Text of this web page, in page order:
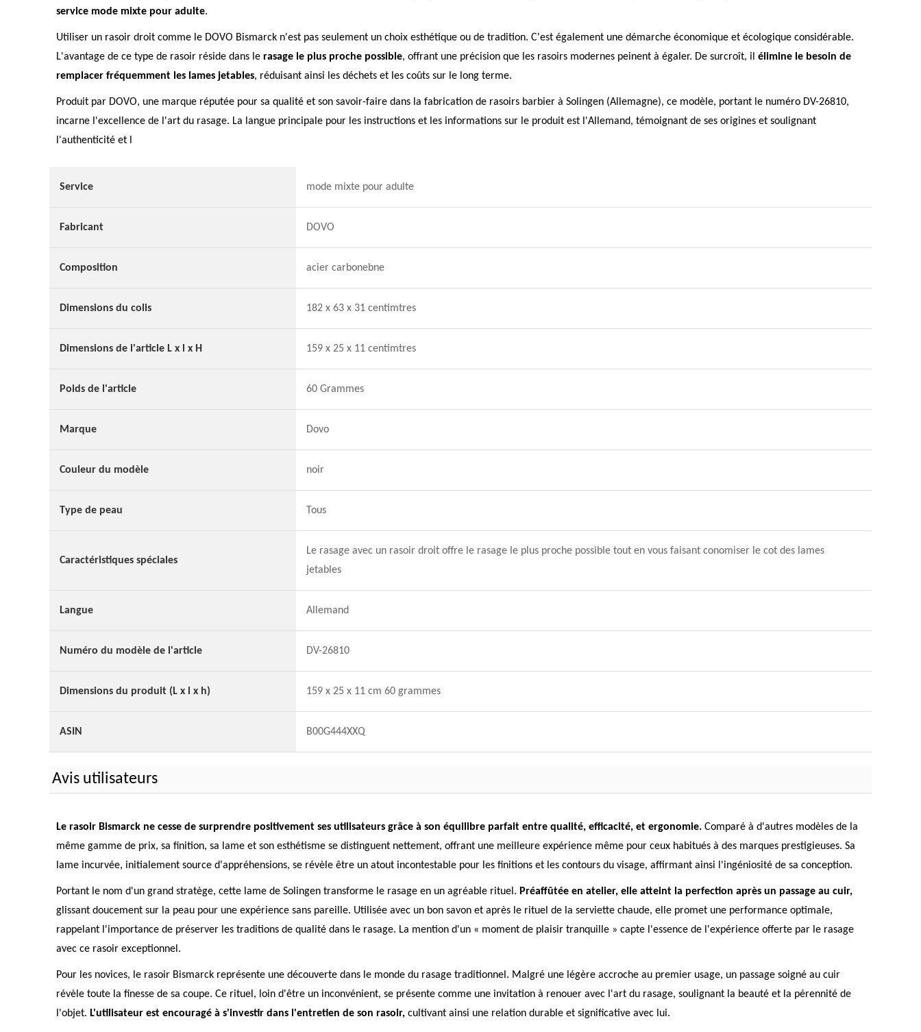
service mode mixte pour adulte.
Utiliser un rasoir droit comme le DOVO Bismarck n'est pas seulement un choix esthétique ou de tradition. C'est également une démarche économique et écologique considérable.
L'avantage de ce type de rasoir réside dans le rasage le plus proche possible, offrant une précision que les rasoirs modernes peinent à égaler. De surcroît, il élimine le besoin de
remplacer fréquemment les lames jetables, réduisant ainsi les déchets et les coûts sur le long terme.
Produit par DOVO, une marque réputée pour sa qualité et son savoir-faire dans la fabrication de rasoirs barbier à Solingen (Allemagne), ce modèle, portant le numéro DV-26810,
incarne l'excellence de l'art du rasage. La langue principale pour les instructions et les informations sur le produit est l'Allemand, témoignant de ses origines et soulignant
l'authenticité et l
Service mode mixte pour adulte
Fabricant DOVO
Composition acier carbonebne
Dimensions du colis 182 x 63 x 31 centimtres
Dimensions de l'article L x l x H 159 x 25 x 11 centimtres
Poids de l'article 60 Grammes
Marque Dovo
Couleur du modèle noir
Type de peau Tous
Caractéristiques spéciales
Le rasage avec un rasoir droit offre le rasage le plus proche possible tout en vous faisant conomiser le cot des lames
jetables
Langue Allemand
Numéro du modèle de l'article DV-26810
Dimensions du produit (L x l x h) 159 x 25 x 11 cm 60 grammes
ASIN B00G444XXQ
Avis utilisateurs
Le rasoir Bismarck ne cesse de surprendre positivement ses utilisateurs grâce à son équilibre parfait entre qualité, efficacité, et ergonomie. Comparé à d'autres modèles de la
même gamme de prix, sa finition, sa lame et son esthétisme se distinguent nettement, offrant une meilleure expérience même pour ceux habitués à des marques prestigieuses. Sa
lame incurvée, initialement source d'appréhensions, se révèle être un atout incontestable pour les finitions et les contours du visage, affirmant ainsi l'ingéniosité de sa conception.
Portant le nom d'un grand stratège, cette lame de Solingen transforme le rasage en un agréable rituel. Préaffûtée en atelier, elle atteint la perfection après un passage au cuir,
glissant doucement sur la peau pour une expérience sans pareille. Utilisée avec un bon savon et après le rituel de la serviette chaude, elle promet une performance optimale,
rappelant l'importance de préserver les traditions de qualité dans le rasage. La mention d'un « moment de plaisir tranquille » capte l'essence de l'expérience offerte par le rasage
avec ce rasoir exceptionnel.
Pour les novices, le rasoir Bismarck représente une découverte dans le monde du rasage traditionnel. Malgré une légère accroche au premier usage, un passage soigné au cuir
révèle toute la finesse de sa coupe. Ce rituel, loin d'être un inconvénient, se présente comme une invitation à renouer avec l'art du rasage, soulignant la beauté et la pérennité de
l'objet. L'utilisateur est encouragé à s'investir dans l'entretien de son rasoir, cultivant ainsi une relation durable et significative avec lui.